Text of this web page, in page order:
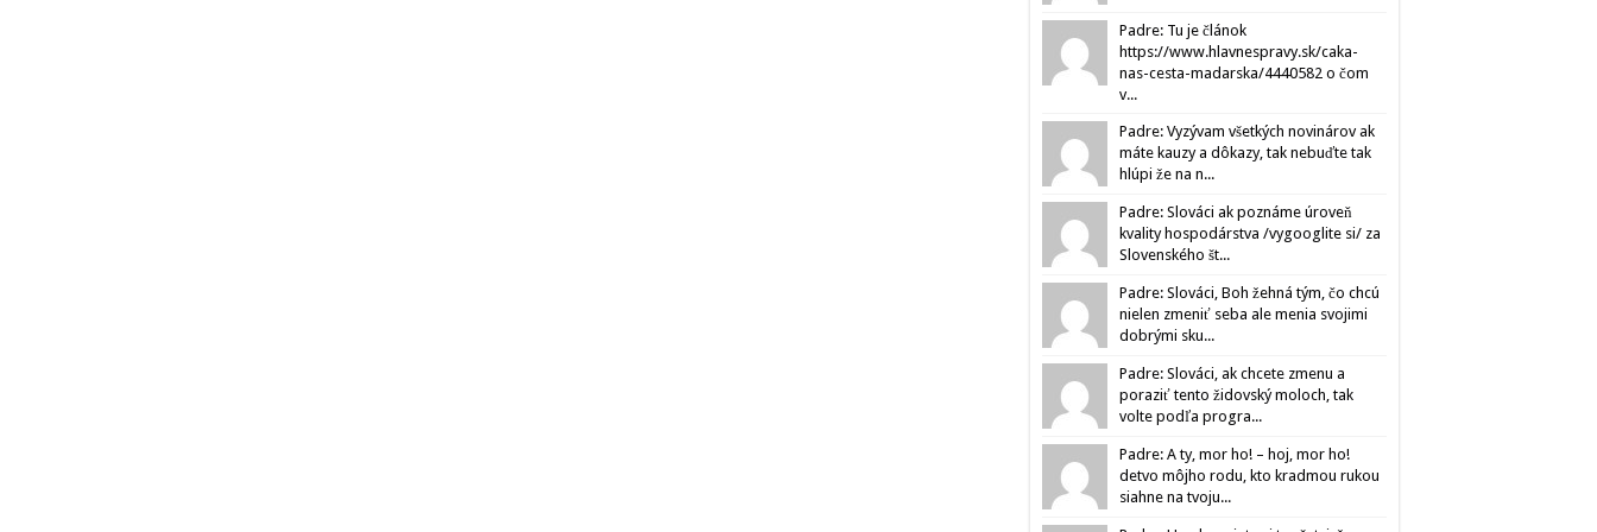
Padre: Tu je článok
https://www.hlavnespravy.sk/caka-
nas-cesta-madarska/4440582 o čom
v...
Padre: Vyzývam všetkých novinárov ak
máte kauzy a dôkazy, tak nebuďte tak
hlúpi že na n...
Padre: Slováci ak poznáme úroveň
kvality hospodárstva /vygooglite si/ za
Slovenského št...
Padre: Slováci, Boh žehná tým, čo chcú
nielen zmeniť seba ale menia svojimi
dobrými sku...
Padre: Slováci, ak chcete zmenu a
poraziť tento židovský moloch, tak
volte podľa progra...
Padre: A ty, mor ho! – hoj, mor ho!
detvo môjho rodu, kto kradmou rukou
siahne na tvoju...